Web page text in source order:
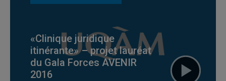
«Clinique juridique
itinérante» – projet lauréat
du Gala Forces AVENIR
2016